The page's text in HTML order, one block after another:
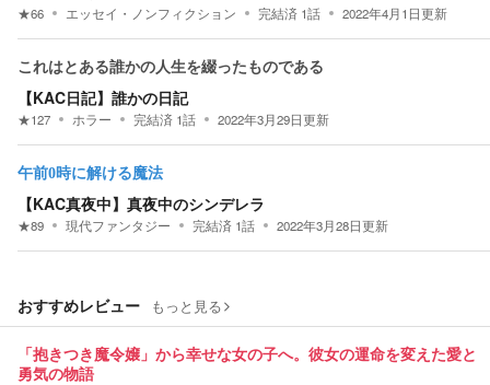
★66 エッセイ・ノンフィクション 完結済 1話 2022年4月1日更新
これはとある誰かの人生を綴ったものである
【KAC日記】誰かの日記
★127 ホラー 完結済 1話 2022年3月29日更新
午前0時に解ける魔法
【KAC真夜中】真夜中のシンデレラ
★89 現代ファンタジー 完結済 1話 2022年3月28日更新
おすすめレビュー もっと見る
「抱きつき魔令嬢」から幸せな女の子へ。彼女の運命を変えた愛と
勇気の物語